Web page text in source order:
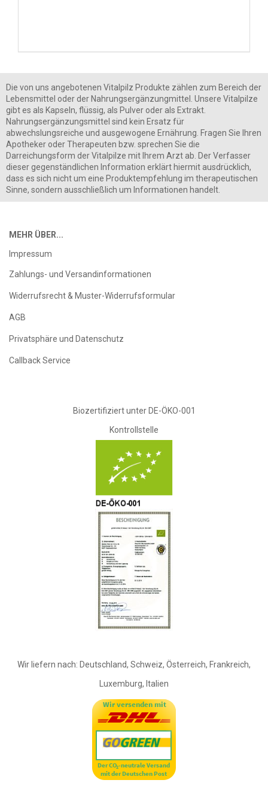
Die von uns angebotenen Vitalpilz Produkte zählen zum Bereich der
Lebensmittel oder der Nahrungsergänzungmittel. Unsere Vitalpilze
gibt es als Kapseln, flüssig, als Pulver oder als Extrakt.
Nahrungsergänzungsmittel sind kein Ersatz für
abwechslungsreiche und ausgewogene Ernährung. Fragen Sie Ihren
Apotheker oder Therapeuten bzw. sprechen Sie die
Darreichungsform der Vitalpilze mit Ihrem Arzt ab. Der Verfasser
dieser gegenständlichen Information erklärt hiermit ausdrücklich,
dass es sich nicht um eine Produktempfehlung im therapeutischen
Sinne, sondern ausschließlich um Informationen handelt.
MEHR ÜBER...
Impressum
Zahlungs- und Versandinformationen
Widerrufsrecht & Muster-Widerrufsformular
AGB
Privatsphäre und Datenschutz
Callback Service
Biozertifiziert unter DE-ÖKO-001
Kontrollstelle
Wir liefern nach: Deutschland, Schweiz, Österreich, Frankreich,
Luxemburg, Italien